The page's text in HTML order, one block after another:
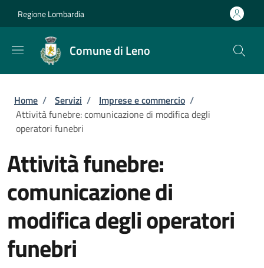
Regione Lombardia
Comune di Leno
Briciole di pane
Home / Servizi / Imprese e commercio /
Attività funebre: comunicazione di modifica degli
operatori funebri
Attività funebre:
comunicazione di
modifica degli operatori
funebri